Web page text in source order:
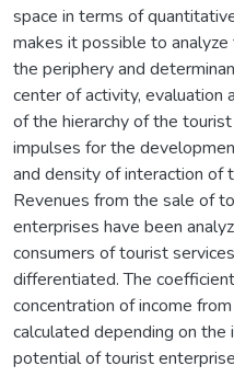
space in terms of
makes it possible to
the periphery and
center of activity, evaluation
of the hierarchy of the
impulses for the
and density of interaction of
Revenues from the sale of
enterprises have been
consumers of tourist
differentiated. The
concentration of income
calculated depending on
potential of tourist